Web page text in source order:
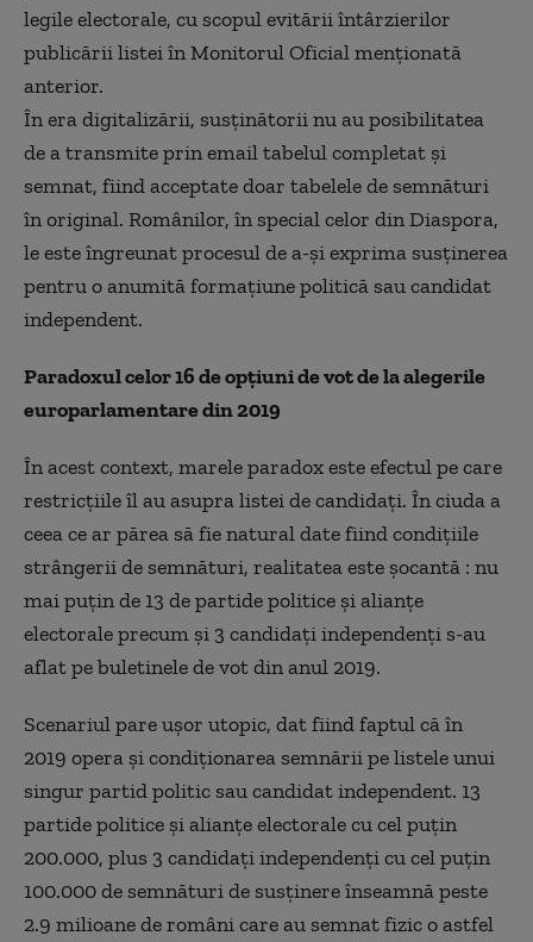
legile electorale, cu scopul evitării întârzierilor
publicării listei în Monitorul Oficial menționată
anterior.
În era digitalizării, susținătorii nu au posibilitatea
de a transmite prin email tabelul completat și
semnat, fiind acceptate doar tabelele de semnături
în original. Românilor, în special celor din Diaspora,
le este îngreunat procesul de a-și exprima susținerea
pentru o anumită formațiune politică sau candidat
independent.
Paradoxul celor 16 de opțiuni de vot de la alegerile
europarlamentare din 2019
În acest context, marele paradox este efectul pe care
restricțiile îl au asupra listei de candidați. În ciuda a
ceea ce ar părea să fie natural date fiind condițiile
strângerii de semnături, realitatea este șocantă : nu
mai puțin de 13 de partide politice și alianțe
electorale precum și 3 candidați independenți s-au
aflat pe buletinele de vot din anul 2019.
Scenariul pare ușor utopic, dat fiind faptul că în
2019 opera și condiționarea semnării pe listele unui
singur partid politic sau candidat independent. 13
partide politice și alianțe electorale cu cel puțin
200.000, plus 3 candidați independenți cu cel puțin
100.000 de semnături de susținere înseamnă peste
2.9 milioane de români care au semnat fizic o astfel